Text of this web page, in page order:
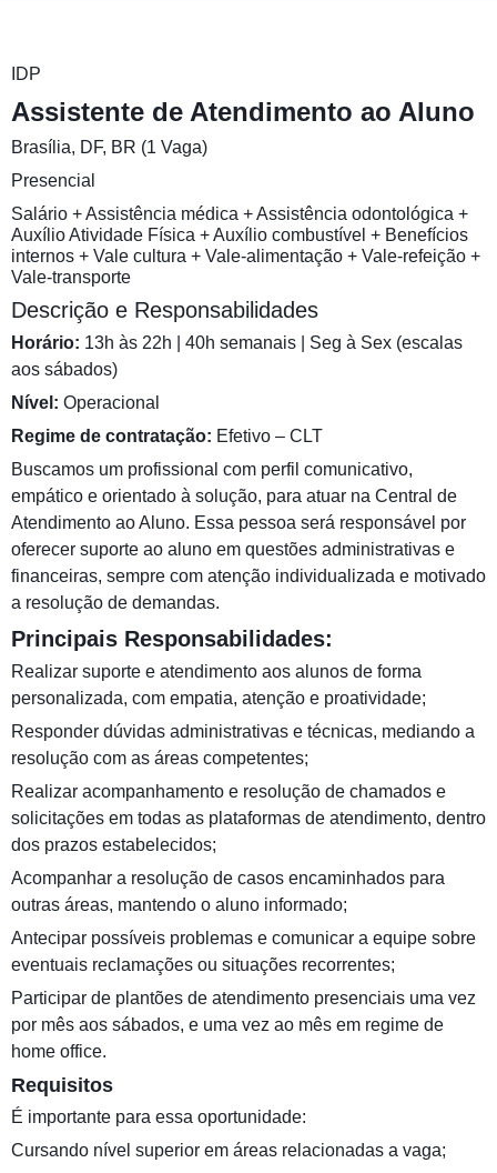
IDP
Assistente de Atendimento ao Aluno
Brasília, DF, BR (1 Vaga)
Presencial
Salário + Assistência médica + Assistência odontológica +
Auxílio Atividade Física + Auxílio combustível + Benefícios
internos + Vale cultura + Vale-alimentação + Vale-refeição +
Vale-transporte
Descrição e Responsabilidades
Horário: 13h às 22h | 40h semanais | Seg à Sex (escalas
aos sábados)
Nível: Operacional
Regime de contratação: Efetivo – CLT
Buscamos um profissional com perfil comunicativo,
empático e orientado à solução, para atuar na Central de
Atendimento ao Aluno. Essa pessoa será responsável por
oferecer suporte ao aluno em questões administrativas e
financeiras, sempre com atenção individualizada e motivado
a resolução de demandas.
Principais Responsabilidades:
Realizar suporte e atendimento aos alunos de forma
personalizada, com empatia, atenção e proatividade;
Responder dúvidas administrativas e técnicas, mediando a
resolução com as áreas competentes;
Realizar acompanhamento e resolução de chamados e
solicitações em todas as plataformas de atendimento, dentro
dos prazos estabelecidos;
Acompanhar a resolução de casos encaminhados para
outras áreas, mantendo o aluno informado;
Antecipar possíveis problemas e comunicar a equipe sobre
eventuais reclamações ou situações recorrentes;
Participar de plantões de atendimento presenciais uma vez
por mês aos sábados, e uma vez ao mês em regime de
home office.
Requisitos
É importante para essa oportunidade:
Cursando nível superior em áreas relacionadas a vaga;